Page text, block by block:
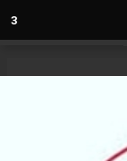
2
“Eski